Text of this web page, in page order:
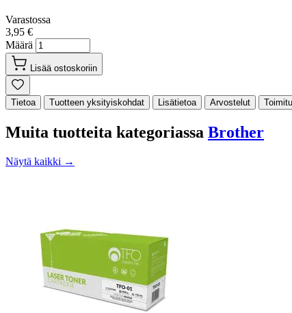
Varastossa
3,95 €
Määrä
Lisää ostoskoriin
Tietoa Tuotteen yksityiskohdat Lisätietoa Arvostelut
Muita tuotteita kategoriassa Brother
Näytä kaikki →